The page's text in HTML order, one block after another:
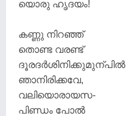
യൊരു ഹൃദയം!
കണ്ണു നിറഞ്ഞ്
തൊണ്ട വരണ്ട്
ദൂരദർശിനിക്കുമുന്പിൽ
ഞാനിരിക്കവേ,
വലിയൊരായസ-
പിണ്ഡം പോൽ